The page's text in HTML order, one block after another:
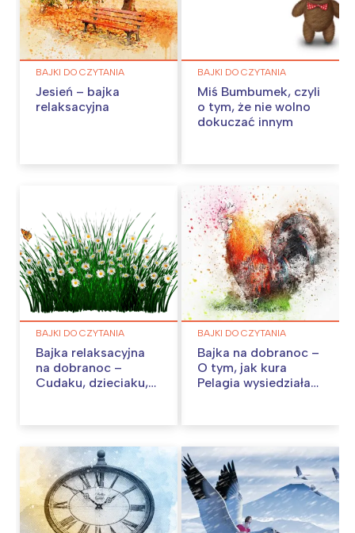
BAJKI DO CZYTANIA
Jesień – bajka
relaksacyjna
BAJKI DO CZYTANIA
Miś Bumbumek, czyli
o tym, że nie wolno
dokuczać innym
BAJKI DO CZYTANIA
Bajka relaksacyjna
na dobranoc –
Cudaku, dzieciaku,
BAJKI DO CZYTANIA
Bajka na dobranoc –
O tym, jak kura
Pelagia wysiedziała